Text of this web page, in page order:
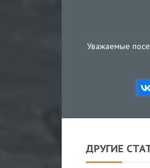
Уважаемые
ДРУГИЕ